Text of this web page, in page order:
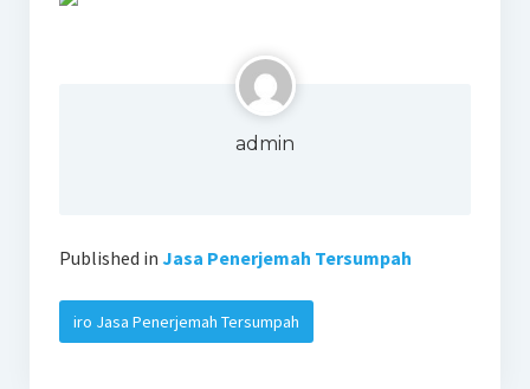
admin
Published in Jasa Penerjemah Tersumpah
iro Jasa Penerjemah Tersumpah